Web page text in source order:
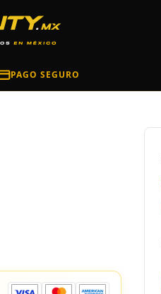
PAGO SEGURO